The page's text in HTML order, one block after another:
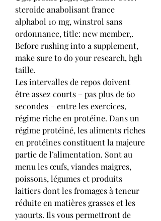
steroide anabolisant france
alphabol 10 mg, winstrol sans
ordonnance, title: new member,.
Before rushing into a supplement,
make sure to do your research, hgh
taille.
Les intervalles de repos doivent
être assez courts – pas plus de 60
secondes – entre les exercices,
régime riche en protéine. Dans un
régime protéiné, les aliments riches
en protéines constituent la majeure
partie de l’alimentation. Sont au
menu les œufs, viandes maigres,
poissons, légumes et produits
laitiers dont les fromages à teneur
réduite en matières grasses et les
yaourts. Ils vous permettront de